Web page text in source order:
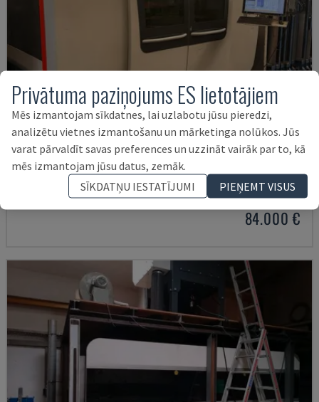
BYSPRINT FIBER 3015
BYSTRONIC - ŠĶIEDRAS LĀZERA GRIEŠANAS IEKĀRTA
2016
84.000 €
Privātuma paziņojums ES lietotājiem
Mēs izmantojam sīkdatnes, lai uzlabotu jūsu pieredzi,
analizētu vietnes izmantošanu un mārketinga nolūkos. Jūs
varat pārvaldīt savas preferences un uzzināt vairāk par to, kā
mēs izmantojam jūsu datus, zemāk.
SĪKDATŅU IESTATĪJUMI
PIEŅEMT VISUS